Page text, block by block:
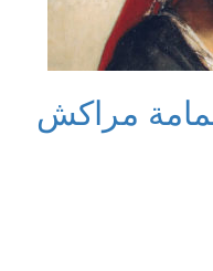
مراكش